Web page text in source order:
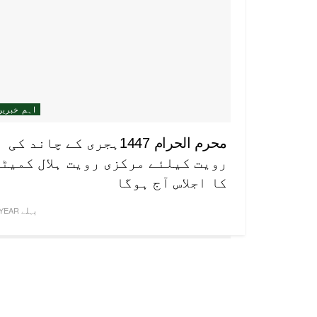
اہم
محرم الحرام 1447ہجری کے چاند کی
رویت کیلئے مرکزی رویت ہلال
کا اجلاس آج ہوگا
1 YEAR پہلے